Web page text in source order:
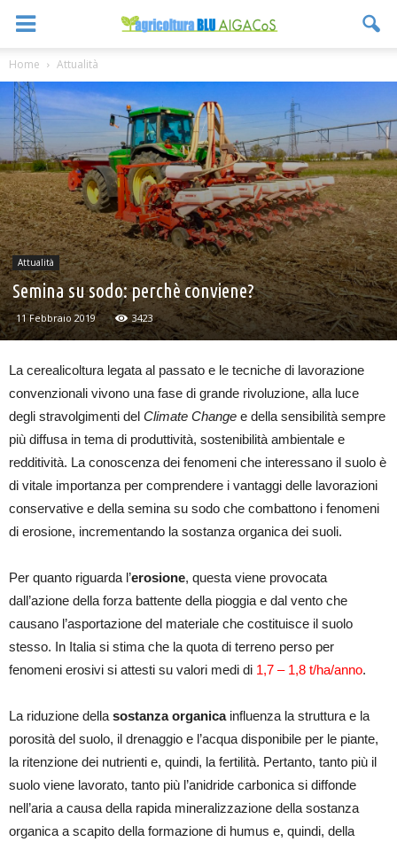
Home Attualità
Attualità
Semina su sodo: perchè conviene?
11 Febbraio 2019 3423
La cerealicoltura legata al passato e le tecniche di lavorazione
convenzionali vivono una fase di grande rivoluzione, alla luce
degli stravolgimenti del Climate Change e della sensibilità sempre
più diffusa in tema di produttività, sostenibilità ambientale e
redditività. La conoscenza dei fenomeni che interessano il suolo è
di vitale importanza per comprendere i vantaggi delle lavorazioni
conservative e della semina su sodo che combattono i fenomeni
di erosione, incrementando la sostanza organica dei suoli.
Per quanto riguarda l’erosione, questa viene provocata
dall’azione della forza battente della pioggia e dal vento che
causano l’asportazione del materiale che costituisce il suolo
stesso. In Italia si stima che la quota di terreno perso per
fenomeni erosivi si attesti su valori medi di 1,7 – 1,8 t/ha/anno.
La riduzione della sostanza organica influenza la struttura e la
porosità del suolo, il drenaggio e l’acqua disponibile per le piante,
la ritenzione dei nutrienti e, quindi, la fertilità. Pertanto, tanto più il
suolo viene lavorato, tanto più l’anidride carbonica si diffonde
nell’aria a causa della rapida mineralizzazione della sostanza
organica a scapito della formazione di humus e, quindi, della